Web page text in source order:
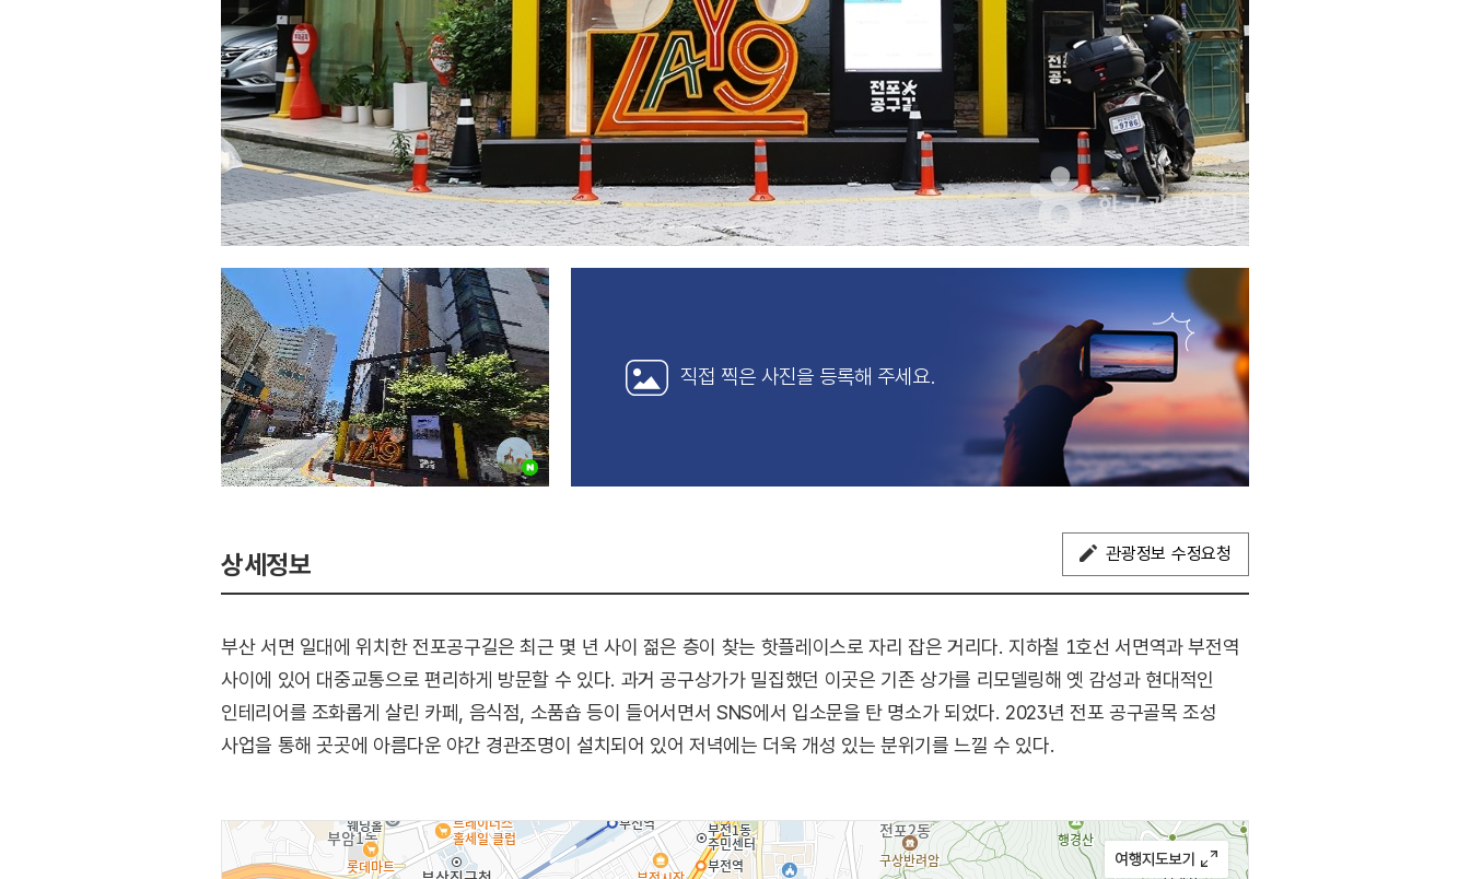
직접 찍은 사진을등록해 주세요.
상세정보 관광정보 수정요청
부산 서면 일대에 위치한 전포공구길은 최근 몇 년 사이 젊은 층이 찾는 핫플레이스로 자리 잡은 거리다. 지하철 1호선 서면역과 부전역
사이에 있어 대중교통으로 편리하게 방문할 수 있다. 과거 공구상가가 밀집했던 이곳은 기존 상가를 리모델링해 옛 감성과 현대적인
인테리어를 조화롭게 살린 카페, 음식점, 소품숍 등이 들어서면서 SNS에서 입소문을 탄 명소가 되었다. 2023년 전포 공구골목 조성
사업을 통해 곳곳에 아름다운 야간 경관조명이 설치되어 있어 저녁에는 더욱 개성 있는 분위기를 느낄 수 있다.